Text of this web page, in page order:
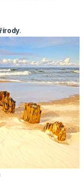
.